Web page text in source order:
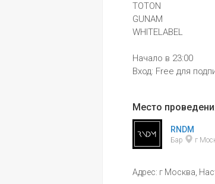
TOTON
GUNAM
WHITELABEL
Начало в 23:00
Вход: Free для
Место
RNDM
Бар г
Адрес: г Москва,